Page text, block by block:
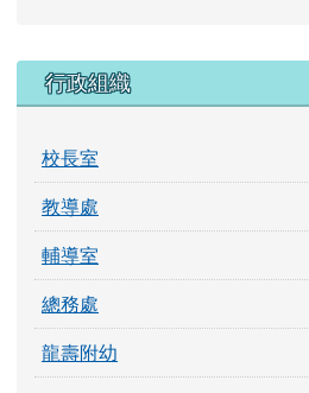
行政組織
校長室
教導處
輔導室
總務處
龍壽附幼